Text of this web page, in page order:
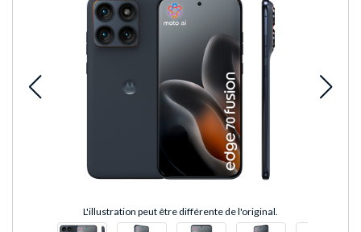
L'illustration peut être différente de l'original.